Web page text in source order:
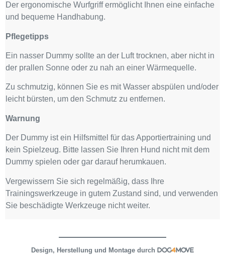
Der ergonomische Wurfgriff ermöglicht Ihnen eine einfache
und bequeme Handhabung.
Pflegetipps
Ein nasser Dummy sollte an der Luft trocknen, aber nicht in
der prallen Sonne oder zu nah an einer Wärmequelle.
Zu schmutzig, können Sie es mit Wasser abspülen und/oder
leicht bürsten, um den Schmutz zu entfernen.
Warnung
Der Dummy ist ein Hilfsmittel für das Apportiertraining und
kein Spielzeug. Bitte lassen Sie Ihren Hund nicht mit dem
Dummy spielen oder gar darauf herumkauen.
Vergewissern Sie sich regelmäßig, dass Ihre
Trainingswerkzeuge in gutem Zustand sind, und verwenden
Sie beschädigte Werkzeuge nicht weiter.
Design, Herstellung und Montage durch DOG4MOVE